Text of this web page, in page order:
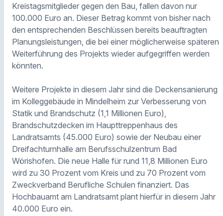
Kreistagsmitglieder gegen den Bau, fallen davon nur
100.000 Euro an. Dieser Betrag kommt von bisher nach
den entsprechenden Beschlüssen bereits beauftragten
Planungsleistungen, die bei einer möglicherweise späteren
Weiterführung des Projekts wieder aufgegriffen werden
könnten.
Weitere Projekte in diesem Jahr sind die Deckensanierung
im Kolleggebäude in Mindelheim zur Verbesserung von
Statik und Brandschutz (1,1 Millionen Euro),
Brandschutzdecken im Haupttreppenhaus des
Landratsamts (45.000 Euro) sowie der Neubau einer
Dreifachturnhalle am Berufsschulzentrum Bad
Wörishofen. Die neue Halle für rund 11,8 Millionen Euro
wird zu 30 Prozent vom Kreis und zu 70 Prozent vom
Zweckverband Berufliche Schulen finanziert. Das
Hochbauamt am Landratsamt plant hierfür in diesem Jahr
40.000 Euro ein.